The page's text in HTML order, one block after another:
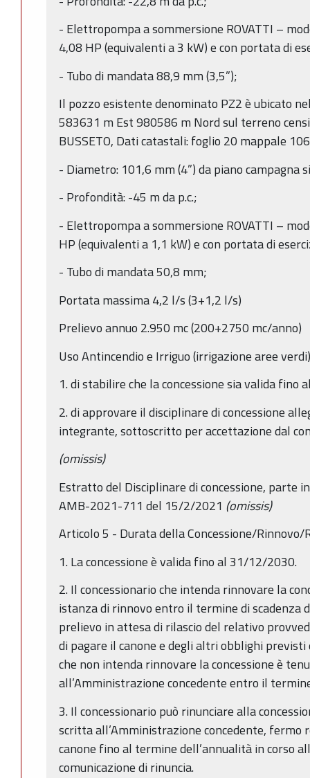
- Elettropompa a sommersione ROVATTI –
4,08 HP (equivalenti a 3 kW) e con portata di
- Tubo di mandata 88,9 mm (3,5”);
Il pozzo esistente denominato PZ2 è ubicato
583631 m Est 980586 m Nord sul terreno
BUSSETO, Dati catastali: foglio 20 mappale
- Diametro: 101,6 mm (4”) da piano campagna
- Profondità: -45 m da p.c.;
- Elettropompa a sommersione ROVATTI –
HP (equivalenti a 1,1 kW) e con portata di
- Tubo di mandata 50,8 mm;
Portata massima 4,2 l/s (3+1,2 l/s)
Prelievo annuo 2.950 mc (200+2750 mc/anno)
Uso Antincendio e Irriguo (irrigazione aree verdi)
1. di stabilire che la concessione sia valida fino
2. di approvare il disciplinare di concessione
integrante, sottoscritto per accettazione dal
(omissis)
Estratto del Disciplinare di concessione, parte
AMB-2021-711 del 15/2/2021 (omissis)
Articolo 5 - Durata della Concessione/Rinnovo/
1. La concessione è valida fino al 31/12/2030.
2. Il concessionario che intenda rinnovare la
istanza di rinnovo entro il termine di scadenza
prelievo in attesa di rilascio del relativo
di pagare il canone e degli altri obblighi previsti
che non intenda rinnovare la concessione è
all’Amministrazione concedente entro il
3. Il concessionario può rinunciare alla
scritta all’Amministrazione concedente, fermo
canone fino al termine dell’annualità in corso
comunicazione di rinuncia.